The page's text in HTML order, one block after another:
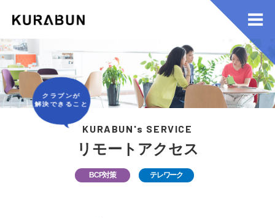
KURABUN's SERVICE
クラブンが
解決できること
リモートアクセス
BCP対策 テレワーク